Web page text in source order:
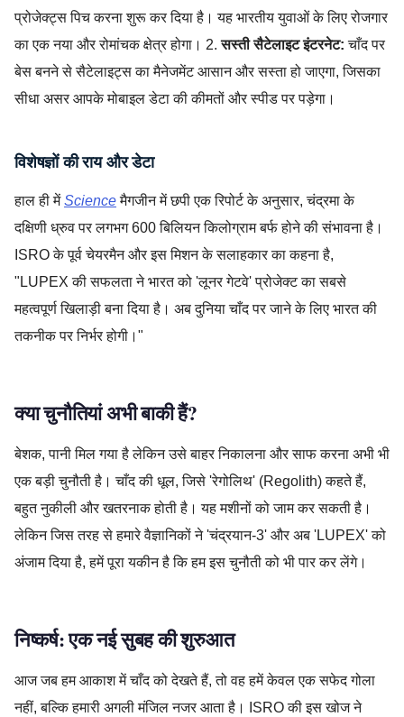
प्रोजेक्ट्स पिच करना शुरू कर दिया है। यह भारतीय युवाओं के लिए रोजगार
का एक नया और रोमांचक क्षेत्र होगा। 2.सस्ती सैटेलाइट इंटरनेट: चाँद पर
बेस बनने से सैटेलाइट्स का मैनेजमेंट आसान और सस्ता हो जाएगा, जिसका
सीधा असर आपके मोबाइल डेटा की कीमतों और स्पीड पर पड़ेगा।
विशेषज्ञों की राय और डेटा
हाल ही मेंScienceमैगजीन में छपी एक रिपोर्ट के अनुसार, चंद्रमा के
दक्षिणी ध्रुव पर लगभग 600 बिलियन किलोग्राम बर्फ होने की संभावना है।
ISRO के पूर्व चेयरमैन और इस मिशन के सलाहकार का कहना है,
"LUPEX की सफलता ने भारत को 'लूनर गेटवे' प्रोजेक्ट का सबसे
महत्वपूर्ण खिलाड़ी बना दिया है। अब दुनिया चाँद पर जाने के लिए भारत की
तकनीक पर निर्भर होगी।"
क्या चुनौतियां अभी बाकी हैं?
बेशक, पानी मिल गया है लेकिन उसे बाहर निकालना और साफ करना अभी भी
एक बड़ी चुनौती है। चाँद की धूल, जिसे 'रेगोलिथ' (Regolith) कहते हैं,
बहुत नुकीली और खतरनाक होती है। यह मशीनों को जाम कर सकती है।
लेकिन जिस तरह से हमारे वैज्ञानिकों ने 'चंद्रयान-3' और अब 'LUPEX' को
अंजाम दिया है, हमें पूरा यकीन है कि हम इस चुनौती को भी पार कर लेंगे।
निष्कर्ष: एक नई सुबह की शुरुआत
आज जब हम आकाश में चाँद को देखते हैं, तो वह हमें केवल एक सफेद गोला
नहीं, बल्कि हमारी अगली मंजिल नजर आता है। ISRO की इस खोज ने